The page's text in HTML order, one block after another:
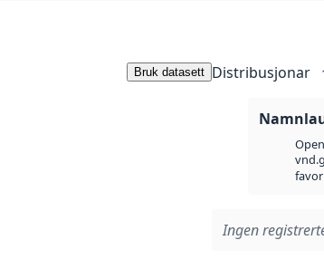
Bruk datasett Distribusjonar
Ingen